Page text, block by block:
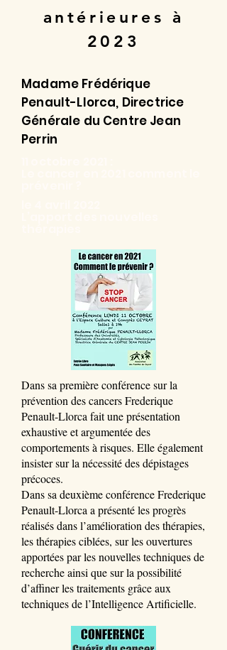
antérieures à
2023
Madame Frédérique
Penault-Llorca, Directrice
Générale du Centre Jean
Perrin
Dans sa première conférence sur la
prévention des cancers Frederique
Penault-Llorca fait une présentation
exhaustive et argumentée des
comportements à risques. Elle également
insister sur la nécessité des dépistages
précoces.
Dans sa deuxième conférence Frederique
Penault-Llorca a présenté les progrès
réalisés dans l’amélioration des thérapies,
les thérapies ciblées, sur les ouvertures
apportées par les nouvelles techniques de
recherche ainsi que sur la possibilité
d’affiner les traitements grâce aux
techniques de l’Intelligence Artificielle.